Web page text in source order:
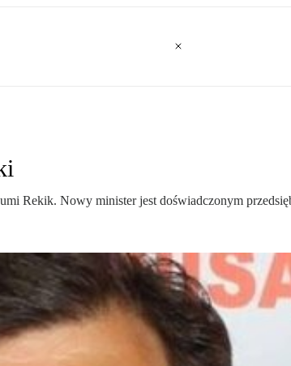
Rekik. Nowy minister jest doświadczonym